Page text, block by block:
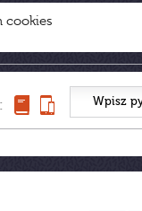
cookies